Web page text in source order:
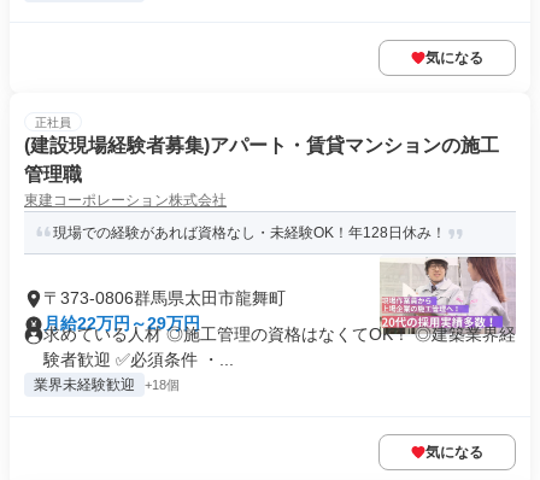
気になる
正社員
(建設現場経験者募集)アパート・賃貸マンションの施工
管理職
東建コーポレーション株式会社
現場での経験があれば資格なし・未経験OK！年128日休み！
〒373-0806群馬県太田市龍舞町
月給22万円～29万円
求めている人材 ◎施工管理の資格はなくてOK！ ◎建築業界経
験者歓迎 ✅必須条件 ・...
業界未経験歓迎 +18個
気になる